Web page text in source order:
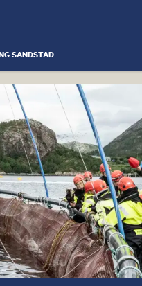
SANDSTAD